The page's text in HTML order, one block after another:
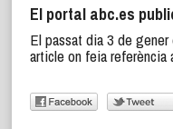
El portal abc.es
El passat dia 3 de
article on feia referència